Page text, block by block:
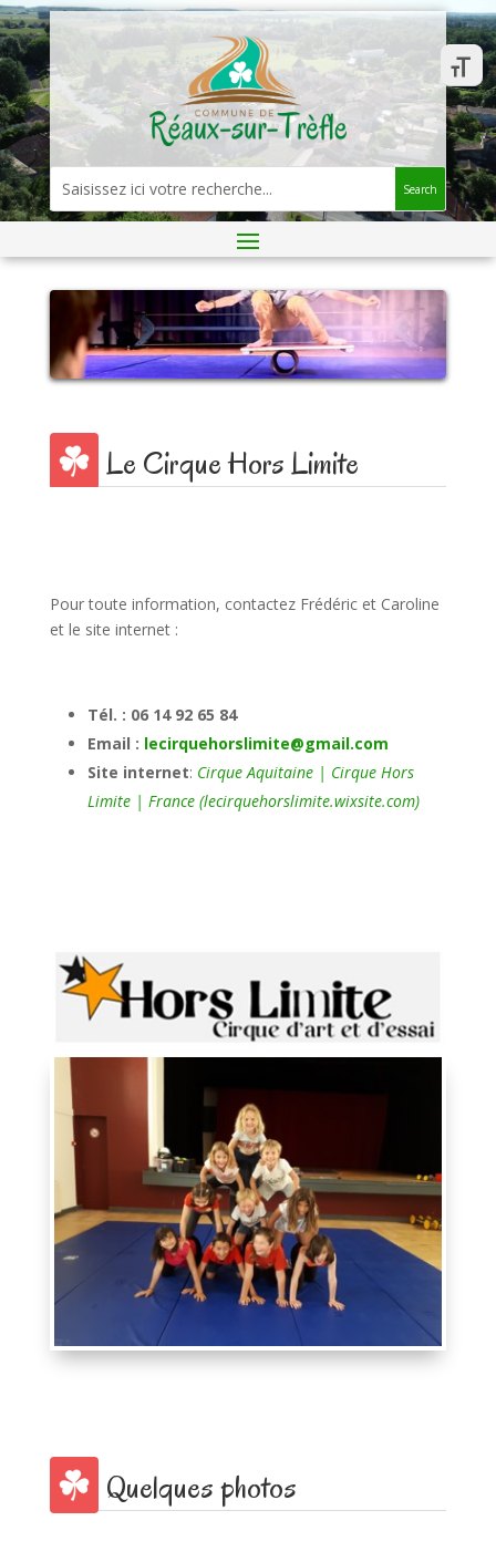
Search
Le Cirque Hors Limite
Pour toute information, contactez Frédéric et Caroline
et le site internet :
Tél. : 06 14 92 65 84
Email : lecirquehorslimite@gmail.com
Site internet: Cirque Aquitaine | Cirque Hors
Limite | France (lecirquehorslimite.wixsite.com)
Quelques photos